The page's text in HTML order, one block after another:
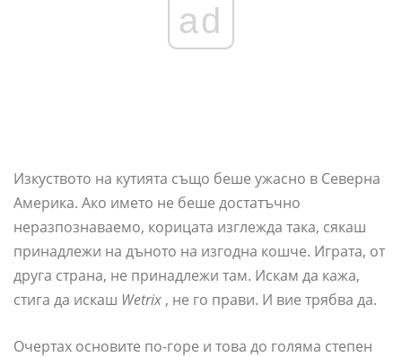
ad
Изкуството на кутията също беше ужасно в Северна
Америка. Ако името не беше достатъчно
неразпознаваемо, корицата изглежда така, сякаш
принадлежи на дъното на изгодна кошче. Играта, от
друга страна, не принадлежи там. Искам да кажа,
стига да искаш Wetrix , не го прави. И вие трябва да.
Очертах основите по-горе и това до голяма степен